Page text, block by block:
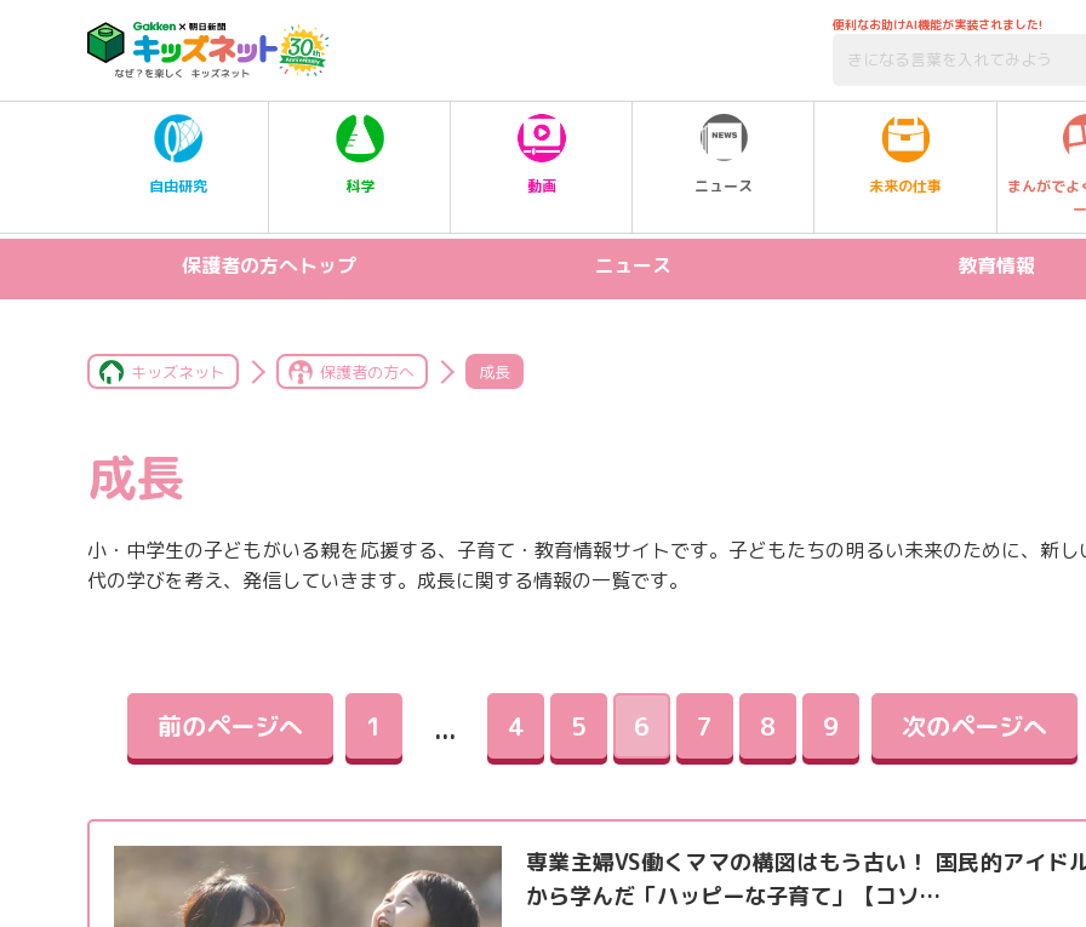
便利なお助けAI機能が実装されました!
自由研究 科学 動画 ニュース 未来の仕事
まんがでよ
保護者の方へトップ ニュース 教育情報
教育情報全般
キッズネット 保護者の方へ 成長
成長
小・中学生の子どもがいる親を応援する、子育て・教育情報サイトです。子どもたちの明るい未来のために、新し
代の学びを考え、発信していきます。成長に関する情報の一覧です。
前のページへ 1 ... 4 5 6 7 8 9 次のページへ
専業主婦VS働くママの構図はもう古い！ 国民的アイド
から学んだ「ハッピーな子育て」【コソ…